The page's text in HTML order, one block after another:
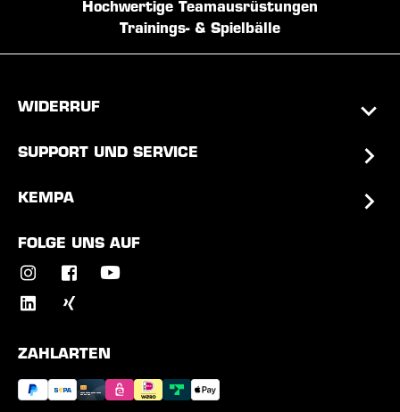
Hochwertige Teamausrüstungen
Trainings- & Spielbälle
WIDERRUF
SUPPORT UND SERVICE
KEMPA
FOLGE UNS AUF
ZAHLARTEN